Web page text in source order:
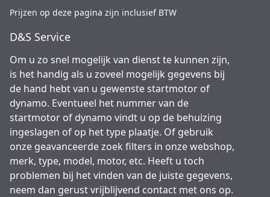
Prijzen op deze pagina zijn inclusief BTW
D&S Service
Om u zo snel mogelijk van dienst te kunnen zijn,
is het handig als u zoveel mogelijk gegevens bij
de hand hebt van u gewenste startmotor of
dynamo. Eventueel het nummer van de
startmotor of dynamo vindt u op de behuizing
ingeslagen of op het type plaatje. Of gebruik
onze geavanceerde zoek filters in onze webshop,
merk, type, model, motor, etc. Heeft u toch
problemen bij het vinden van de juiste gegevens,
neem dan gerust vrijblijvend contact met ons op.